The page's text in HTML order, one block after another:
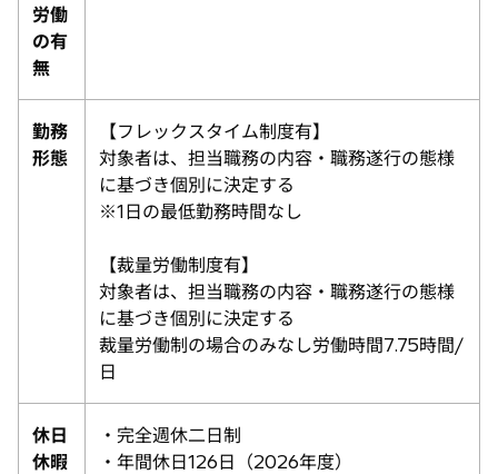
労働
の有
無
勤務
形態
【フレックスタイム制度有】
対象者は、担当職務の内容・職務遂行の態様
に基づき個別に決定する
※1日の最低勤務時間なし
【裁量労働制度有】
対象者は、担当職務の内容・職務遂行の態様
に基づき個別に決定する
裁量労働制の場合のみなし労働時間7.75時間/
日
休日
休暇
・完全週休二日制
・年間休日126日（2026年度）